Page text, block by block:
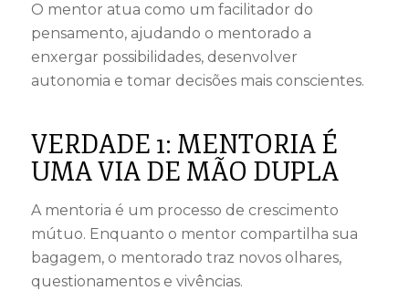
O mentor atua como um facilitador do
pensamento, ajudando o mentorado a
enxergar possibilidades, desenvolver
autonomia e tomar decisões mais conscientes.
VERDADE 1: MENTORIA É
UMA VIA DE MÃO DUPLA
A mentoria é um processo de crescimento
mútuo. Enquanto o mentor compartilha sua
bagagem, o mentorado traz novos olhares,
questionamentos e vivências.